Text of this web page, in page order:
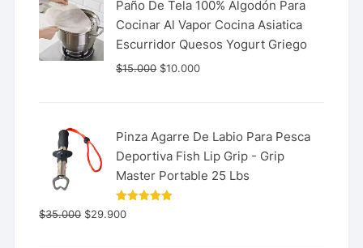
Paño De Tela 100% Algodón Para
Cocinar Al Vapor Cocina Asiatica
Escurridor Quesos Yogurt Griego
$15.000 $10.000
Pinza Agarre De Labio Para Pesca
Deportiva Fish Lip Grip - Grip
Master Portable 25 Lbs
Valorado
con
$35.000 $29.900